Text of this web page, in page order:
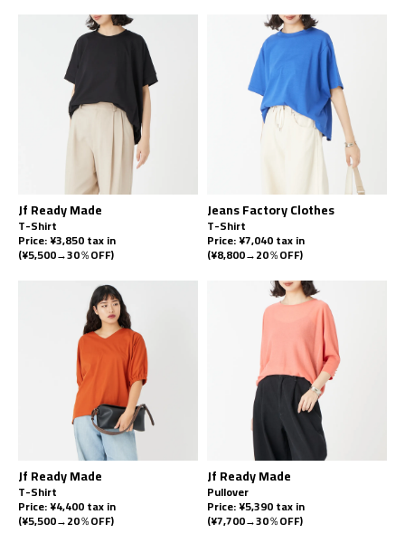
Jf Ready Made
T-Shirt
Price: ¥3,850 tax in
(¥5,500→30％OFF)
Jeans Factory Clothes
T-Shirt
Price: ¥7,040 tax in
(¥8,800→20％OFF)
Jf Ready Made
T-Shirt
Price: ¥4,400 tax in
(¥5,500→20％OFF)
Jf Ready Made
Pullover
Price: ¥5,390 tax in
(¥7,700→30％OFF)